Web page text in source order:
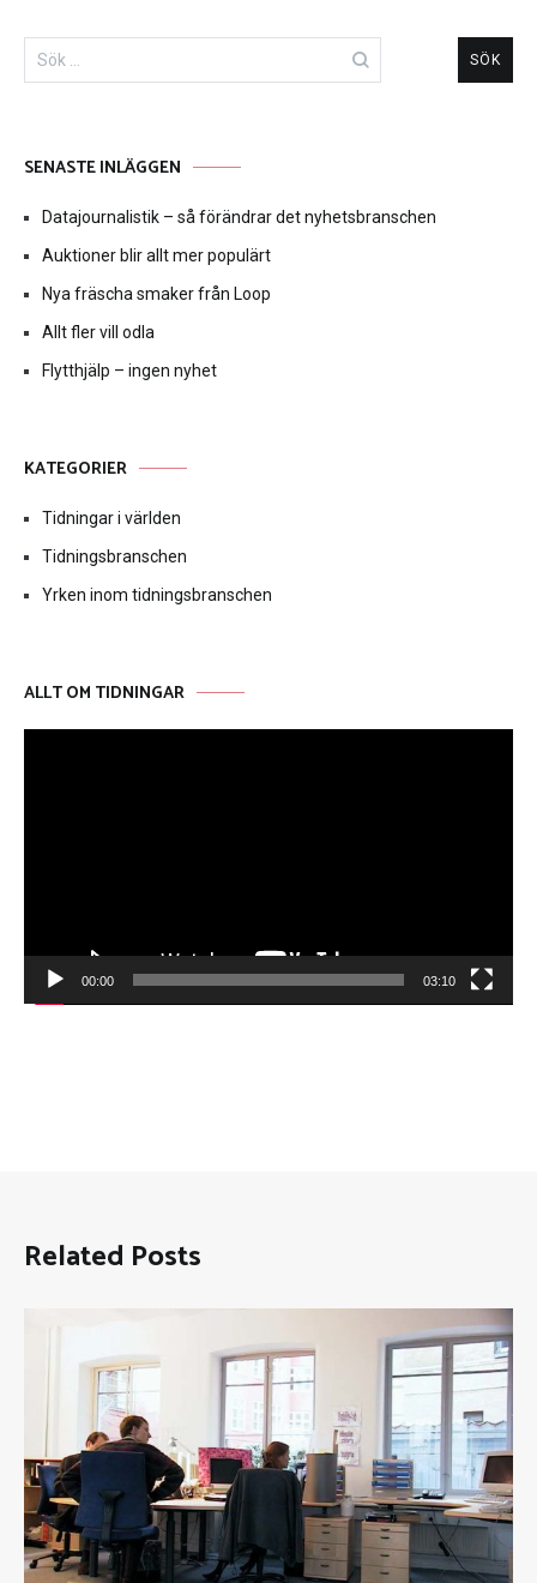
efter:
SENASTE INLÄGGEN
Datajournalistik – så förändrar det nyhetsbranschen
Auktioner blir allt mer populärt
Nya fräscha smaker från Loop
Allt fler vill odla
Flytthjälp – ingen nyhet
KATEGORIER
Tidningar i världen
Tidningsbranschen
Yrken inom tidningsbranschen
ALLT OM TIDNINGAR
00:00 03:10
Related Posts